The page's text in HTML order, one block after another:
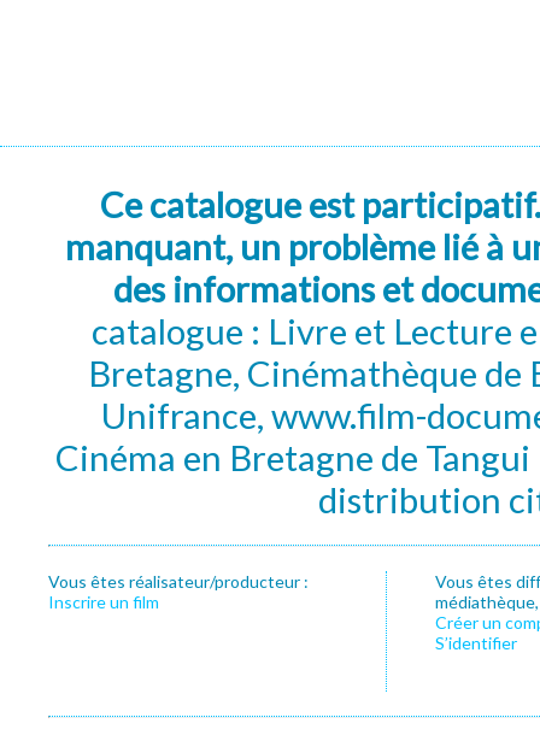
Ce catalogue est
manquant, un problème lié à
des informations et
catalogue : Livre et Lecture
Bretagne, Cinémathèque de
Unifrance, www.film-
Cinéma en Bretagne de
distribution
Vous êtes réalisateur/producteur :
Inscrire un film
Vous êtes
Créer un
S’identifier